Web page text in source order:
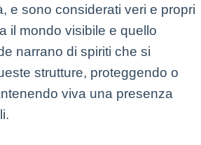
e sono considerati veri e propri
il mondo visibile e quello
narrano di spiriti che si
strutture, proteggendo o
viva una presenza